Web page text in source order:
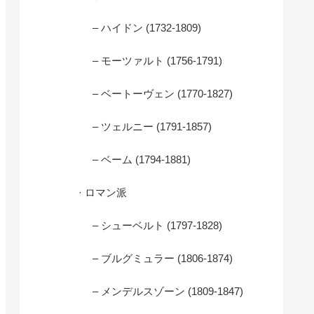
– ハイドン (1732-1809)
– モーツァルト (1756-1791)
– ベートーヴェン (1770-1827)
– ツェルニー (1791-1857)
– ベーム (1794-1881)
· ロマン派
– シューベルト (1797-1828)
– ブルグミュラー (1806-1874)
– メンデルスゾーン (1809-1847)